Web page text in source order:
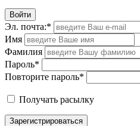
Войти
Эл. почта:*
Имя
Фамилия
Пароль*
Повторите пароль*
Получать расылку
Зарегистрироваться